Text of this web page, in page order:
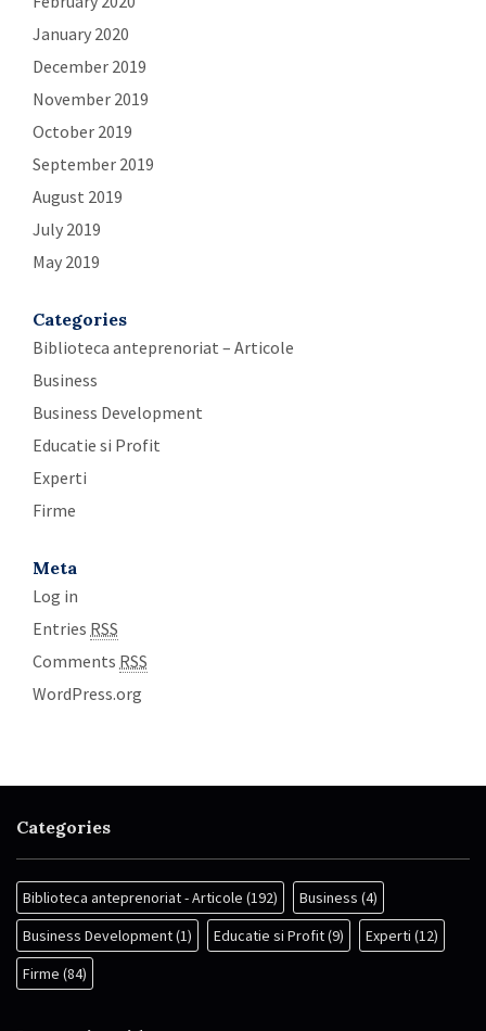
January 2020
December 2019
November 2019
October 2019
September 2019
August 2019
July 2019
May 2019
Categories
Biblioteca anteprenoriat – Articole
Business
Business Development
Educatie si Profit
Experti
Firme
Meta
Log in
Entries RSS
Comments RSS
WordPress.org
Categories
Biblioteca anteprenoriat - Articole (192) Business (4)
Business Development(1) Educatie si Profit(9) Experti (12)
Firme (84)